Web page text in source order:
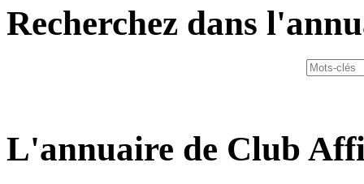
Recherchez dans
L'annuaire de Club